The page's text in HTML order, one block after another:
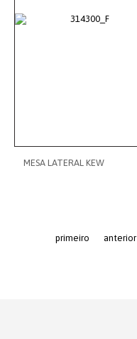
MESA LATERAL KEW
primeiro anterior